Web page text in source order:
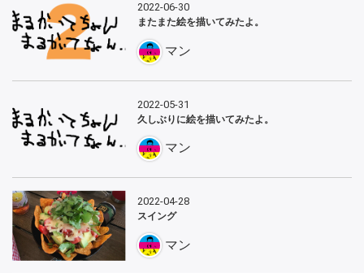
2022-06-30
またまた絵を描いてみたよ。
マン
2022-05-31
久しぶりに絵を描いてみたよ。
マン
2022-04-28
スイング
マン